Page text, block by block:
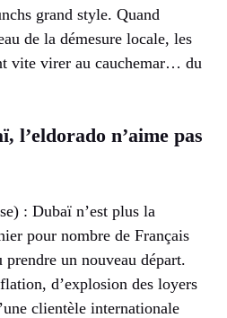
grand style. Quand
de la démesure locale, les
vite virer au cauchemar… du
l’eldorado n’aime pas
: Dubaï n’est plus la
pour nombre de Français
un nouveau départ.
d’explosion des loyers
clientèle internationale